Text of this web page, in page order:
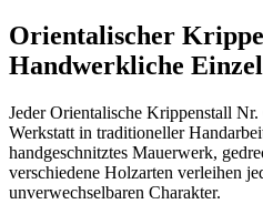
Orientalischer
Handwerkliche
Jeder Orientalische Krippenstall
Werkstatt in traditioneller
handgeschnitztes Mauerwerk,
verschiedene Holzarten verleihen
unverwechselbaren Charakter.